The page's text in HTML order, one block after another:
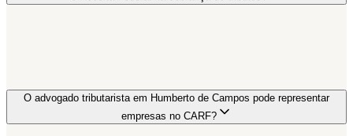
O advogado tributarista em Humberto de Campos pode representar
empresas no CARF?